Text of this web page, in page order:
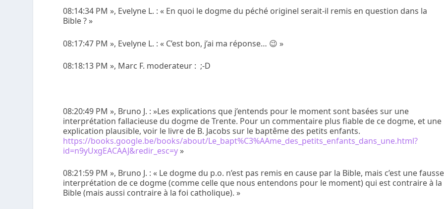
08:14:34 PM », Evelyne L. : « En quoi le dogme du péché originel serait-il remis en question dans la
Bible ? »
08:17:47 PM », Evelyne L. : « C’est bon, j’ai ma réponse… 😉 »
08:18:13 PM », Marc F. moderateur : ;-D
08:20:49 PM », Bruno J. : »Les explications que j’entends pour le moment sont basées sur une
interprétation fallacieuse du dogme de Trente. Pour un commentaire plus fiable de ce dogme, et une
explication plausible, voir le livre de B. Jacobs sur le baptême des petits enfants.
https://books.google.be/books/about/Le_bapt%C3%AAme_des_petits_enfants_dans_une.html?
id=n9yUxgEACAAJ&redir_esc=y »
08:21:59 PM », Bruno J. : « Le dogme du p.o. n’est pas remis en cause par la Bible, mais c’est une fausse
interprétation de ce dogme (comme celle que nous entendons pour le moment) qui est contraire à la
Bible (mais aussi contraire à la foi catholique). »